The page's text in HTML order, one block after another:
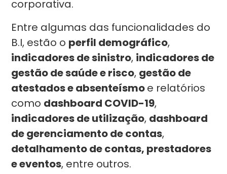
corporativa.
Entre algumas das funcionalidades do
B.I, estão o perfil demográfico,
indicadores de sinistro, indicadores de
gestão de saúde e risco, gestão de
atestados e absenteísmoe relatórios
como dashboard COVID-19,
indicadores de utilização, dashboard
de gerenciamento de contas,
detalhamento de contas, prestadores
e eventos, entre outros.